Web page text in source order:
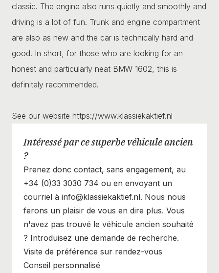
classic. The engine also runs quietly and smoothly and
driving is a lot of fun. Trunk and engine compartment
are also as new and the car is technically hard and
good. In short, for those who are looking for an
honest and particularly neat BMW 1602, this is
definitely recommended.
See our website https://www.klassiekaktief.nl
Intéressé par ce superbe véhicule ancien
?
Prenez donc contact, sans engagement, au
+34 (0)33 3030 734 ou en envoyant un
courriel à info@klassiekaktief.nl. Nous nous
ferons un plaisir de vous en dire plus. Vous
n'avez pas trouvé le véhicule ancien souhaité
? Introduisez une demande de recherche.
Visite de préférence sur rendez-vous
Conseil personnalisé